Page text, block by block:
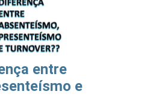
entre
e